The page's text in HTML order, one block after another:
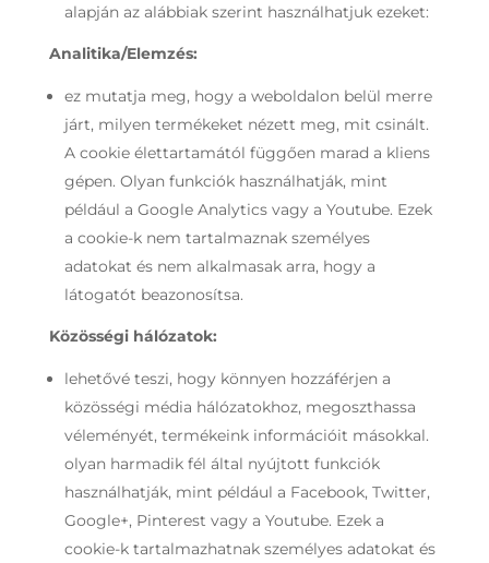
alapján az alábbiak szerint használhatjuk ezeket:
Analitika/Elemzés:
ez mutatja meg, hogy a weboldalon belül merre
járt, milyen termékeket nézett meg, mit csinált.
A cookie élettartamától függően marad a kliens
gépen. Olyan funkciók használhatják, mint
például a Google Analytics vagy a Youtube. Ezek
a cookie-k nem tartalmaznak személyes
adatokat és nem alkalmasak arra, hogy a
látogatót beazonosítsa.
Közösségi hálózatok:
lehetővé teszi, hogy könnyen hozzáférjen a
közösségi média hálózatokhoz, megoszthassa
véleményét, termékeink információit másokkal.
olyan harmadik fél által nyújtott funkciók
használhatják, mint például a Facebook, Twitter,
Google+, Pinterest vagy a Youtube. Ezek a
cookie-k tartalmazhatnak személyes adatokat és